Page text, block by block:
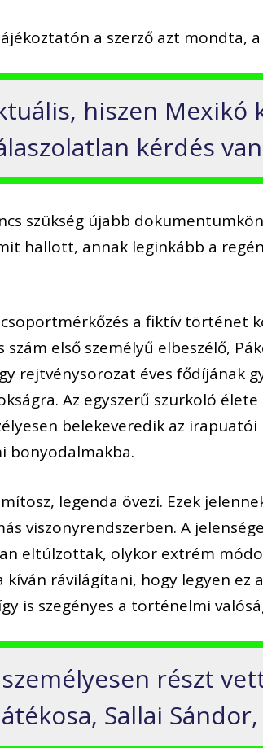
a szerző azt mondta,
hiszen Mexikó
kérdés
szükség újabb
hallott, annak leginkább a
a fiktív történet
első személyű elbeszélő,
rejtvénysorozat éves fődíjának
Az egyszerű szurkoló élete
belekeveredik az irapuatói
bonyodalmakba.
legenda övezi. Ezek
viszonyrendszerben. A
eltúlzottak, olykor extrém
rávilágítani, hogy legyen ez
is szegényes a történelmi
részt
Sallai Sándor,